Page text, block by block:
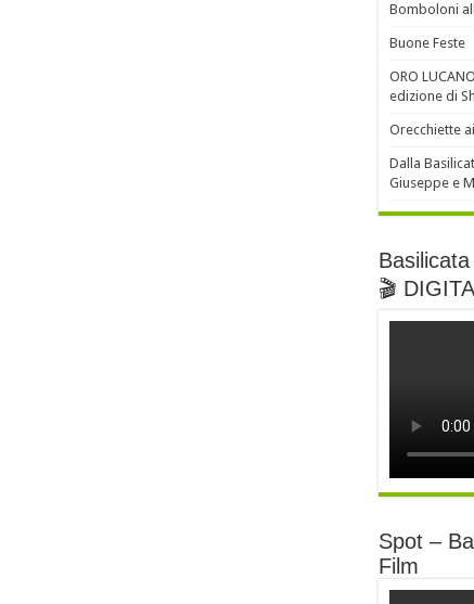
Bomboloni
Buone Feste
ORO
edizione di
Orecchiette
Dalla
Giuseppe e
🎬
Spot –
Film